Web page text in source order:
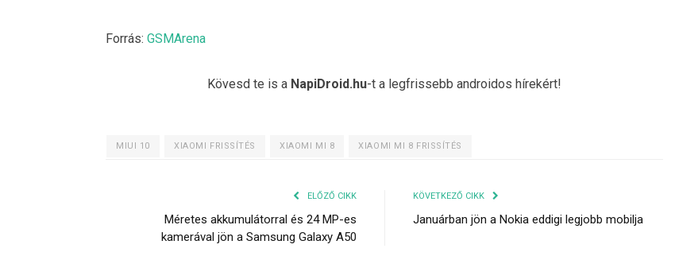
Forrás: GSMArena
Kövesd te is a NapiDroid.hu-t a legfrissebb androidos hírekért!
MIUI 10 XIAOMI FRISSÍTÉS XIAOMI MI 8 XIAOMI MI 8 FRISSÍTÉS
ELŐZŐ CIKK
Méretes akkumulátorral és 24 MP-es
kamerával jön a Samsung Galaxy A50
KÖVETKEZŐ CIKK
Januárban jön a Nokia eddigi legjobb mobilja